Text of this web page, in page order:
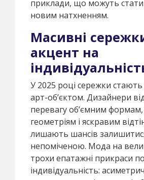
приклади, що можуть
новим натхненням.
Масивні
акцент на
У 2025 році сережки
арт-об’єктом. Дизайнери
перевагу об’ємним
геометріям і яскравим
лишають шансів
непоміченою. Мода на
трохи епатажні прикраси
індивідуальність: